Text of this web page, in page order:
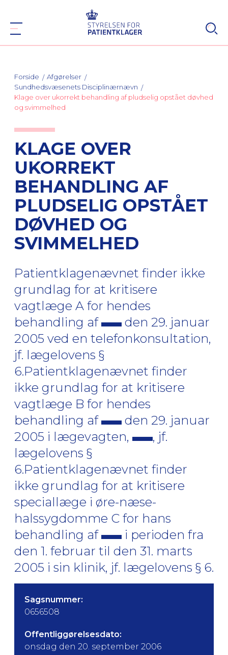
Forside
Afgørelser
Sundhedsvæsenets Disciplinærnævn
Klage over ukorrekt behandling af pludselig opstået døvhed
og svimmelhed
KLAGE OVER
UKORREKT
BEHANDLING AF
PLUDSELIG OPSTÅET
DØVHED OG
SVIMMELHED
Patientklagenævnet finder ikke
grundlag for at kritisere
vagtlæge A for hendes
behandling af
den 29. januar
2005 ved en telefonkonsultation,
jf. lægelovens §
6.Patientklagenævnet finder
ikke grundlag for at kritisere
vagtlæge B for hendes
behandling af
den 29. januar
2005 i lægevagten,
, jf.
lægelovens §
6.Patientklagenævnet finder
ikke grundlag for at kritisere
speciallæge i øre-næse-
halssygdomme C for hans
behandling af
i perioden fra
den 1. februar til den 31. marts
2005 i sin klinik, jf. lægelovens § 6.
Sagsnummer:
0656508
Offentliggørelsesdato:
onsdag den 20. september 2006